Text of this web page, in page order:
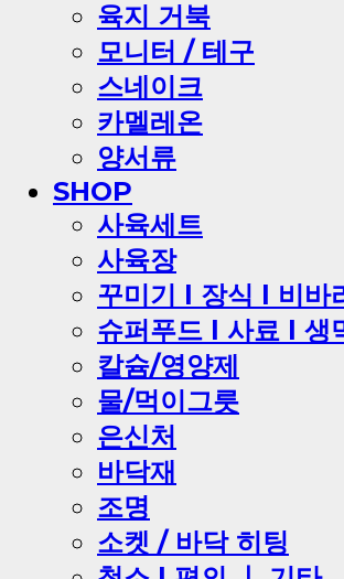
육지 거북
모니터 / 테구
스네이크
카멜레온
양서류
SHOP
사육세트
사육장
꾸미기 l 장식 l 비바
슈퍼푸드 l 사료 l 생
칼슘/영양제
물/먹이그릇
은신처
바닥재
조명
소켓 / 바닥 히팅